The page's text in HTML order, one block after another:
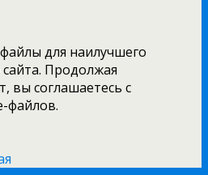
для наилучшего
Продолжая
вы соглашаетесь с
файлов.